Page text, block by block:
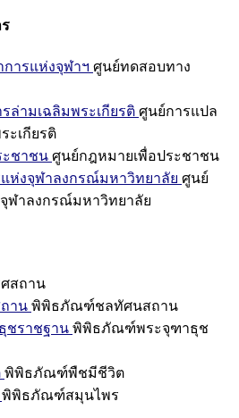
ารแห่งจุฬาฯ ศูนย์ทดสอบทาง
ล่ามเฉลิมพระเกียรติ ศูนย์การแปล
ะเกียรติ
ะชาชน ศูนย์กฎหมายเพื่อประชาชน
ห่งจุฬาลงกรณ์มหาวิทยาลัย ศูนย์
ฬาลงกรณ์มหาวิทยาลัย
สถาน
าน พิพิธภัณฑ์ชลทัศนสถาน
ราชฐาน พิพิธภัณฑ์พระจุฑาธุช
พิพิธภัณฑ์พืชมีชีวิต
พิพิธภัณฑ์สมุนไพร